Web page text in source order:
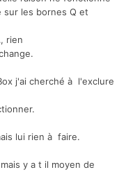
sur les bornes Q et
rien
j'ai cherché à l'exclure
lui rien à faire.
y a t il moyen de